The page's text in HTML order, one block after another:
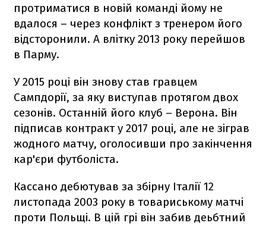
протриматися в новій команді йому не
вдалося – через конфлікт з тренером його
відсторонили. А влітку 2013 року перейшов
в Парму.
У 2015 році він знову став гравцем
Сампдорії, за яку виступав протягом двох
сезонів. Останній його клуб – Верона. Він
підписав контракт у 2017 році, але не зіграв
жодного матчу, оголосивши про закінчення
кар'єри футболіста.
Кассано дебютував за збірну Італії 12
листопада 2003 року в товариському матчі
проти Польщі. В цій грі він забив деьбтний